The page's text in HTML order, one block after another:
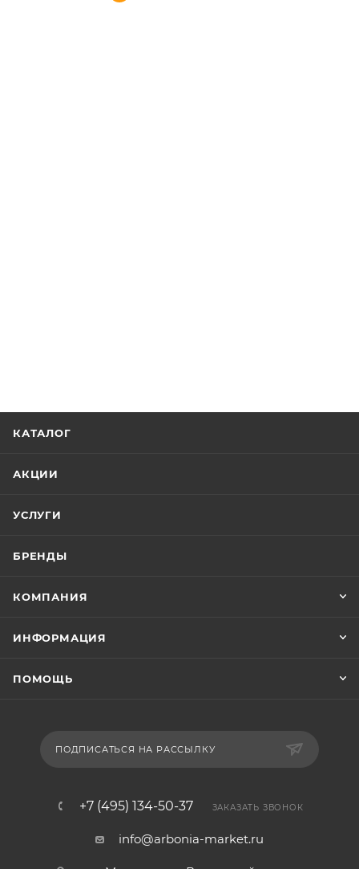
КАТАЛОГ
АКЦИИ
УСЛУГИ
БРЕНДЫ
КОМПАНИЯ
ИНФОРМАЦИЯ
ПОМОЩЬ
ПОДПИСАТЬСЯ НА РАССЫЛКУ
+7 (495) 134-50-37 ЗАКАЗАТЬ ЗВОНОК
info@arbonia-market.ru